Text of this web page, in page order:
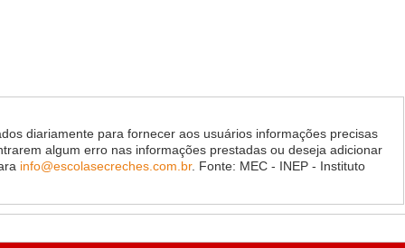
diariamente para fornecer aos usuários informações precisas
algum erro nas informações prestadas ou deseja adicionar
info@escolasecreches.com.br. Fonte: MEC - INEP - Instituto